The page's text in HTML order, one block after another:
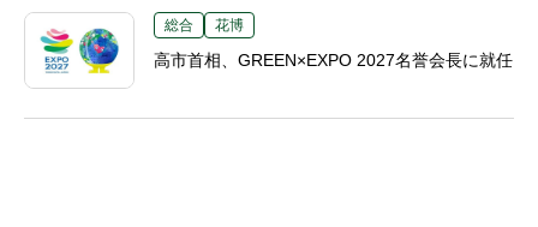
総合 花博
高市首相、GREEN×EXPO 2027名誉会長に就任